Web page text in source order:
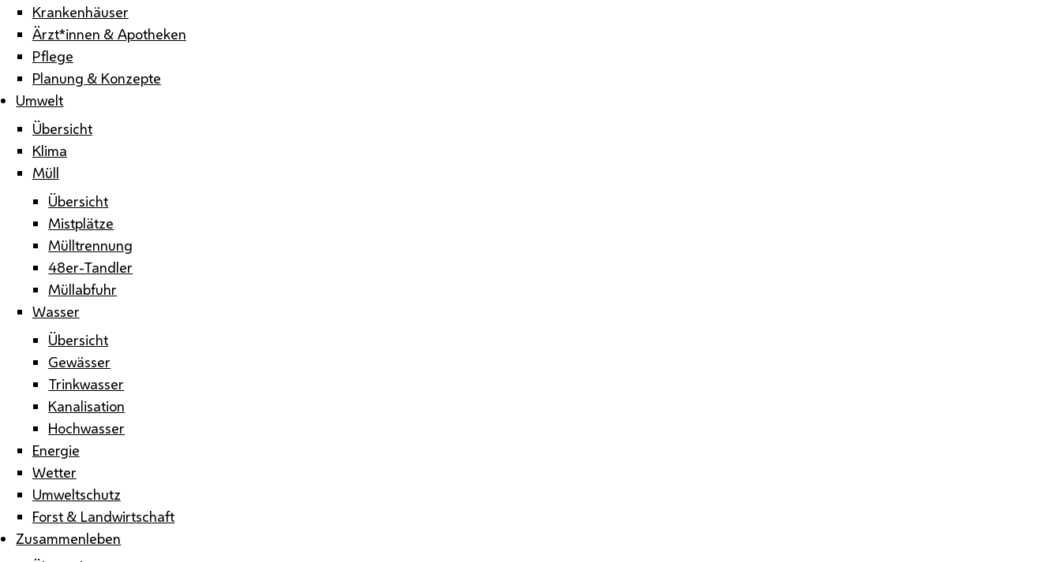
Krankenhäuser
Ärzt*innen & Apotheken
Pflege
Planung & Konzepte
Umwelt
Übersicht
Klima
Müll
Übersicht
Mistplätze
Mülltrennung
48er-Tandler
Müllabfuhr
Wasser
Übersicht
Gewässer
Trinkwasser
Kanalisation
Hochwasser
Energie
Wetter
Umweltschutz
Forst & Landwirtschaft
Zusammenleben